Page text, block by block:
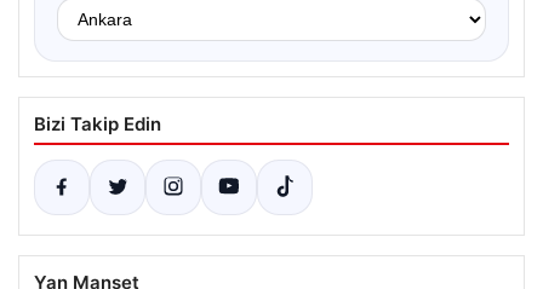
Bizi Takip Edin
Yan Manşet